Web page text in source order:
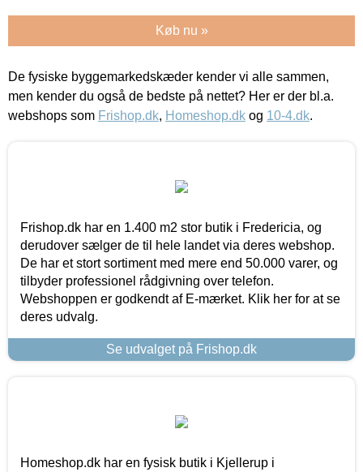
Køb nu »
De fysiske byggemarkedskæder kender vi alle sammen,
men kender du også de bedste på nettet? Her er der bl.a.
webshops som Frishop.dk, Homeshop.dk og 10-4.dk.
Frishop.dk har en 1.400 m2 stor butik i Fredericia, og
derudover sælger de til hele landet via deres webshop.
De har et stort sortiment med mere end 50.000 varer, og
tilbyder professionel rådgivning over telefon.
Webshoppen er godkendt af E-mærket. Klik her for at se
deres udvalg.
Se udvalget på Frishop.dk
Homeshop.dk har en fysisk butik i Kjellerup i